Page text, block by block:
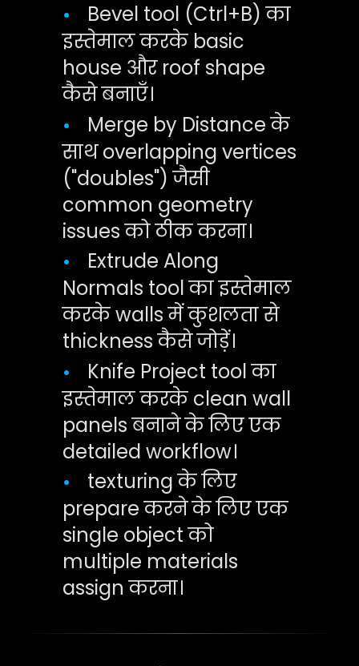
•
Bevel tool (Ctrl+B) का
इस्तेमाल करके basic
house और roof shape
कैसे बनाएँ।
•
Merge by Distance के
साथ overlapping vertices
("doubles") जैसी
common geometry
issues को ठीक करना।
•
Extrude Along
Normals tool का इस्तेमाल
करके walls में कुशलता से
thickness कैसे जोड़ें।
•
Knife Project tool का
इस्तेमाल करके clean wall
panels बनाने के लिए एक
detailed workflow।
•
texturing के लिए
prepare करने के लिए एक
single object को
multiple materials
assign करना।